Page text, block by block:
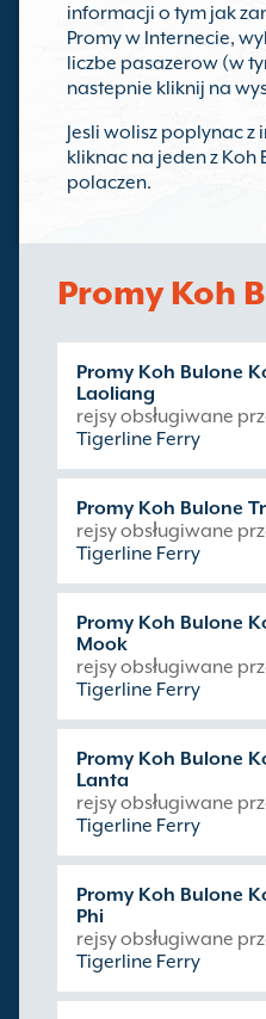
informacji o tym jak
Promy w Internecie,
liczbe pasazerow (w
nastepnie kliknij na
Jesli wolisz poplynac
kliknac na jeden z
polaczen.
Promy Koh
Promy Koh Bulone
Laoliang
rejsy obsługiwane
Tigerline Ferry
Promy Koh Bulone
rejsy obsługiwane
Tigerline Ferry
Promy Koh Bulone
Mook
rejsy obsługiwane
Tigerline Ferry
Promy Koh Bulone
Lanta
rejsy obsługiwane
Tigerline Ferry
Promy Koh Bulone
Phi
rejsy obsługiwane
Tigerline Ferry